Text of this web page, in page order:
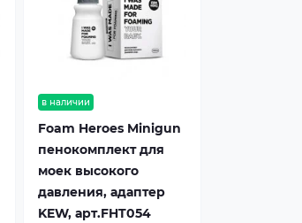
в наличии
Foam Heroes Minigun
пенокомплект для
моек высокого
давления, адаптер
KEW, арт.FHT054